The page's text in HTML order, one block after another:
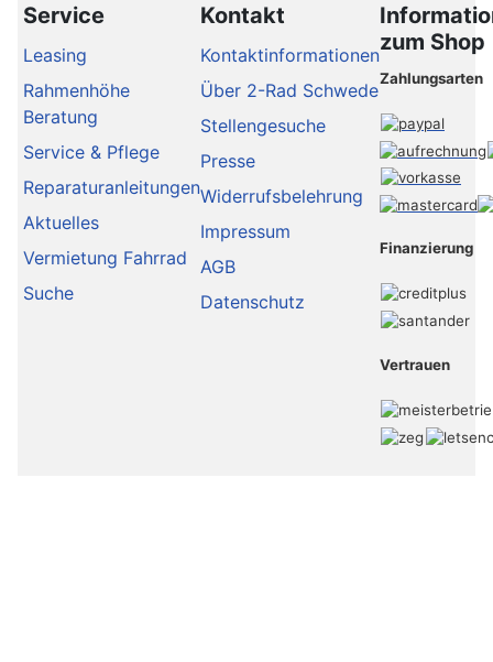
Service
Leasing
Rahmenhöhe
Beratung
Service & Pflege
Reparaturanleitungen
Aktuelles
Vermietung Fahrrad
Suche
Kontakt
Kontaktinformationen
Über 2-Rad Schwede
Stellengesuche
Presse
Widerrufsbelehrung
Impressum
AGB
Datenschutz
zum Shop
Zahlungsarten
Finanzierung
Vertrauen